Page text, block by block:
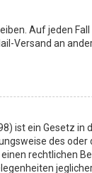
Auf jeden
Versand an
ist ein Gesetz in
des oder
rechtlichen